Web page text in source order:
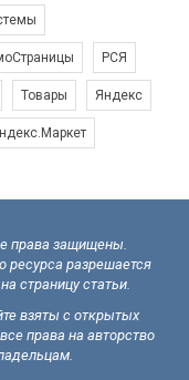
РСЯ
Товары Яндекс
права защищены.
ресурса разрешается
страницу статьи.
взяты с открытых
права на авторство